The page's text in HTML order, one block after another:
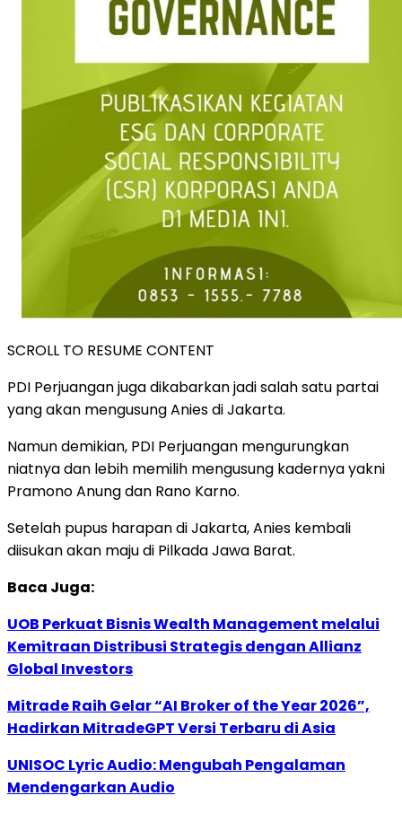
SCROLL TO RESUME CONTENT
PDI Perjuangan juga dikabarkan jadi salah satu partai
yang akan mengusung Anies di Jakarta.
Namun demikian, PDI Perjuangan mengurungkan
niatnya dan lebih memilih mengusung kadernya yakni
Pramono Anung dan Rano Karno.
Setelah pupus harapan di Jakarta, Anies kembali
diisukan akan maju di Pilkada Jawa Barat.
Baca Juga:
UOB Perkuat Bisnis Wealth Management melalui
Kemitraan Distribusi Strategis dengan Allianz
Global Investors
Mitrade Raih Gelar “AI Broker of the Year 2026”,
Hadirkan MitradeGPT Versi Terbaru di Asia
UNISOC Lyric Audio: Mengubah Pengalaman
Mendengarkan Audio